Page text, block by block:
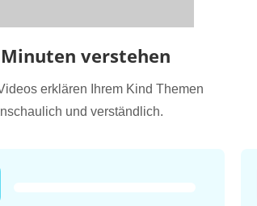
verstehen
erklären Ihrem Kind Themen
und verständlich.